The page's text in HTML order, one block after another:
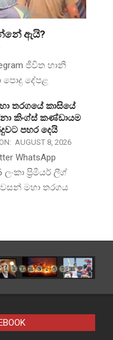
ඇයි?
ජීවිත හානි
දේපළ
තරගයේ කාසියේ
කිංග්ස් කණ්ඩායම
පහර දෙයි
ON: AUGUST 8, 2026
WhatsApp
ලංකා ප්‍රිමීයර් ලීග්
මහා තරගය